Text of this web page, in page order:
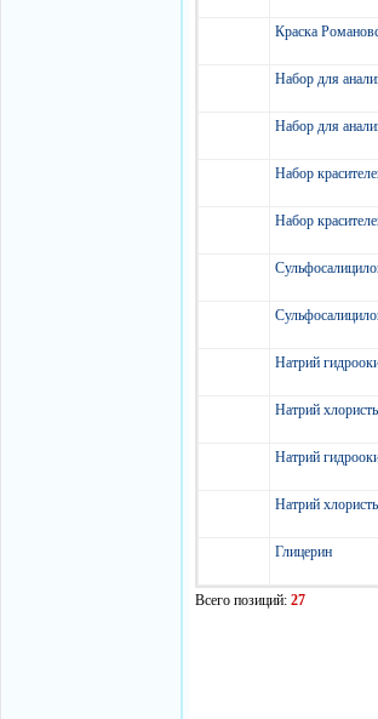
Краска
Набор для
Набор для
Набор
Набор
Натрий
Натрий
Натрий
Натрий
Глицерин
Всего позиций: 27